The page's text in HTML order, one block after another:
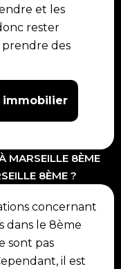
et les
rester
des
immobilier
MARSEILLE 8ÈME
8ÈME ?
concernant
dans le 8ème
sont pas
il est